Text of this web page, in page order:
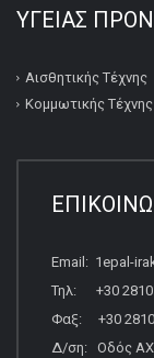
ΥΓΕΙΑΣ
Αισθητικής Τέχνης
Κομμωτικής Τέχνης
Email: 1epal-
Τηλ: +30 2810
Φαξ: +30 2810
Δ/ση: Οδός